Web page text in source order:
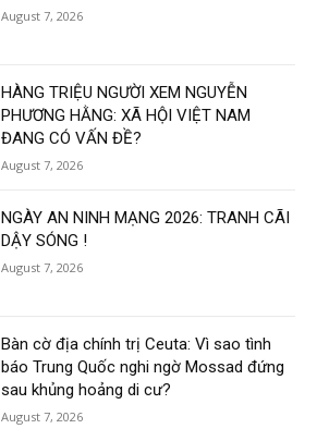
August 7, 2026
HÀNG TRIỆU NGƯỜI XEM NGUYỄN
PHƯƠNG HẰNG: XÃ HỘI VIỆT NAM
ĐANG CÓ VẤN ĐỀ?
August 7, 2026
NGÀY AN NINH MẠNG 2026: TRANH CÃI
DẬY SÓNG !
August 7, 2026
Bàn cờ địa chính trị Ceuta: Vì sao tình
báo Trung Quốc nghi ngờ Mossad đứng
sau khủng hoảng di cư?
August 7, 2026